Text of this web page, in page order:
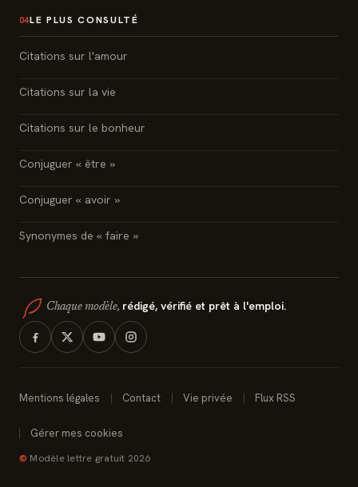
04LE PLUS CONSULTÉ
Citations sur l'amour
Citations sur la vie
Citations sur le bonheur
Conjuguer « être »
Conjuguer « avoir »
Synonymes de « faire »
Chaque modèle, rédigé, vérifié et prêt à l'emploi.
Mentions légales Contact Vie privée Flux RSS
Gérer mes cookies
© Modèle lettre gratuit 2026